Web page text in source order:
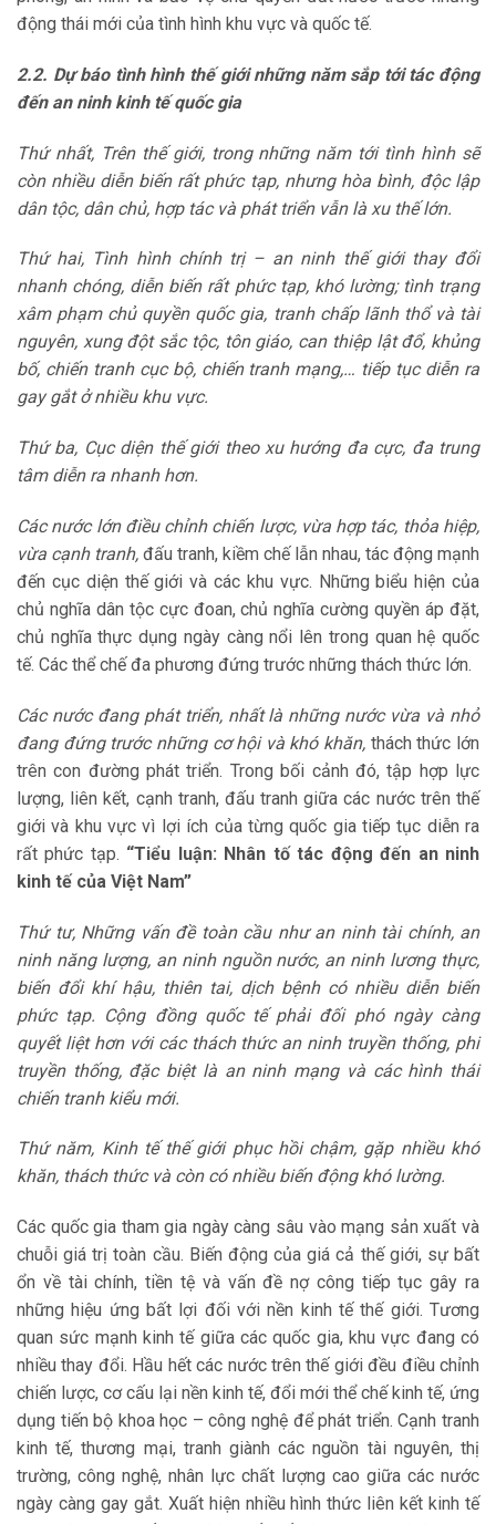
động thái mới của tình hình khu vực và quốc tế.
2.2. Dự báo tình hình thế giới những năm sắp tới tác động
đến an ninh kinh tế quốc gia
Thứ nhất, Trên thế giới, trong những năm tới tình hình sẽ
còn nhiều diễn biến rất phức tạp, nhưng hòa bình, độc lập
dân tộc, dân chủ, hợp tác và phát triển vẫn là xu thế lớn.
Thứ hai, Tình hình chính trị – an ninh thế giới thay đổi
nhanh chóng, diễn biến rất phức tạp, khó lường; tình trạng
xâm phạm chủ quyền quốc gia, tranh chấp lãnh thổ và tài
nguyên, xung đột sắc tộc, tôn giáo, can thiệp lật đổ, khủng
bố, chiến tranh cục bộ, chiến tranh mạng,… tiếp tục diễn ra
gay gắt ở nhiều khu vực.
Thứ ba, Cục diện thế giới theo xu hướng đa cực, đa trung
tâm diễn ra nhanh hơn.
Các nước lớn điều chỉnh chiến lược, vừa hợp tác, thỏa hiệp,
vừa cạnh tranh, đấu tranh, kiềm chế lẫn nhau, tác động mạnh
đến cục diện thế giới và các khu vực. Những biểu hiện của
chủ nghĩa dân tộc cực đoan, chủ nghĩa cường quyền áp đặt,
chủ nghĩa thực dụng ngày càng nổi lên trong quan hệ quốc
tế. Các thể chế đa phương đứng trước những thách thức lớn.
Các nước đang phát triển, nhất là những nước vừa và nhỏ
đang đứng trước những cơ hội và khó khăn, thách thức lớn
trên con đường phát triển. Trong bối cảnh đó, tập hợp lực
lượng, liên kết, cạnh tranh, đấu tranh giữa các nước trên thế
giới và khu vực vì lợi ích của từng quốc gia tiếp tục diễn ra
rất phức tạp. “Tiểu luận: Nhân tố tác động đến an ninh
kinh tế của Việt Nam”
Thứ tư, Những vấn đề toàn cầu như an ninh tài chính, an
ninh năng lượng, an ninh nguồn nước, an ninh lương thực,
biến đổi khí hậu, thiên tai, dịch bệnh có nhiều diễn biến
phức tạp. Cộng đồng quốc tế phải đối phó ngày càng
quyết liệt hơn với các thách thức an ninh truyền thống, phi
truyền thống, đặc biệt là an ninh mạng và các hình thái
chiến tranh kiểu mới.
Thứ năm, Kinh tế thế giới phục hồi chậm, gặp nhiều khó
khăn, thách thức và còn có nhiều biến động khó lường.
Các quốc gia tham gia ngày càng sâu vào mạng sản xuất và
chuỗi giá trị toàn cầu. Biến động của giá cả thế giới, sự bất
ổn về tài chính, tiền tệ và vấn đề nợ công tiếp tục gây ra
những hiệu ứng bất lợi đối với nền kinh tế thế giới. Tương
quan sức mạnh kinh tế giữa các quốc gia, khu vực đang có
nhiều thay đổi. Hầu hết các nước trên thế giới đều điều chỉnh
chiến lược, cơ cấu lại nền kinh tế, đổi mới thể chế kinh tế, ứng
dụng tiến bộ khoa học – công nghệ để phát triển. Cạnh tranh
kinh tế, thương mại, tranh giành các nguồn tài nguyên, thị
trường, công nghệ, nhân lực chất lượng cao giữa các nước
ngày càng gay gắt. Xuất hiện nhiều hình thức liên kết kinh tế